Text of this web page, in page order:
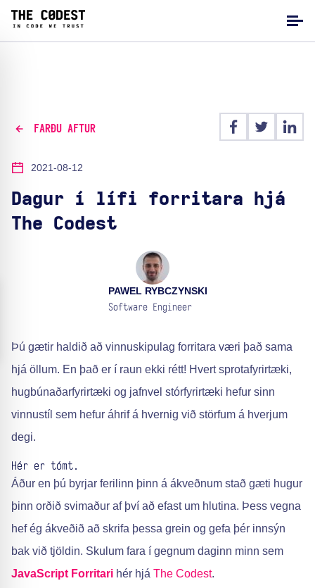
FARÐU AFTUR
2021-08-12
Dagur í lífi forritara hjá
The Codest
PAWEL RYBCZYNSKI
Software Engineer
Þú gætir haldið að vinnuskipulag forritara væri það sama
hjá öllum. En það er í raun ekki rétt! Hvert sprotafyrirtæki,
hugbúnaðarfyrirtæki og jafnvel stórfyrirtæki hefur sinn
vinnustíl sem hefur áhrif á hvernig við störfum á hverjum
degi.
Hér er tómt.
Áður en þú byrjar ferilinn þinn á ákveðnum stað gæti hugur
þinn orðið svimaður af því að efast um hlutina. Þess vegna
hef ég ákveðið að skrifa þessa grein og gefa þér innsýn
bak við tjöldin. Skulum fara í gegnum daginn minn sem
JavaScript Forritari hér hjá The Codest.